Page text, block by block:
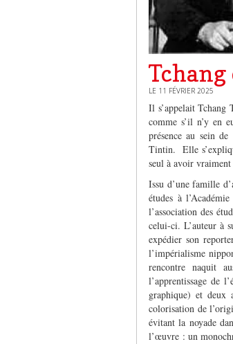
Tchang
LE 11 FÉVRIER 2025
Il s’appelait Tchang
comme s’il n’y en
présence au sein
Tintin. Elle
seul à avoir vraiment
Issu d’une famille
études à
l’association des
celui-ci. L’auteur à
expédier son
l’impérialisme
rencontre naquit
l’apprentissage de
graphique) et deux
colorisation de
évitant la noyade
l’œuvre : un